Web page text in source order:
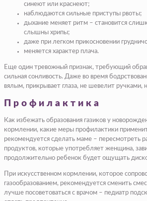
синеют или краснеют;
наблюдаются сильные приступы рвоты;
дыхание меняет ритм – становится
слышны хрипы;
даже при легком прикосновении
меняется характер плача.
Еще один тревожный признак, требующий
сильная сонливость. Даже во время
вялым, прикрывает глаза, не шевелит ручками,
Профилактика
Как избежать образования газиков у
кормлении, какие меры профилактики
рекомендуется сделать маме – пересмотреть
продуктов, которые употребляет женщина,
продолжительно ребенок будет ощущать
При искусственном кормлении, которое
газообразованием, рекомендуется сменить
лучше посоветоваться с врачом – педиатр